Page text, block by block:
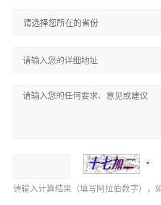
请输入计算结果（填写阿拉伯数字），